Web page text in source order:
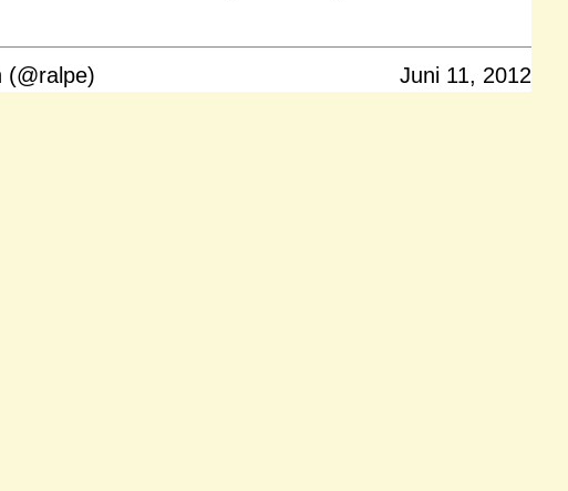
(@ralpe) Juni 11, 2012